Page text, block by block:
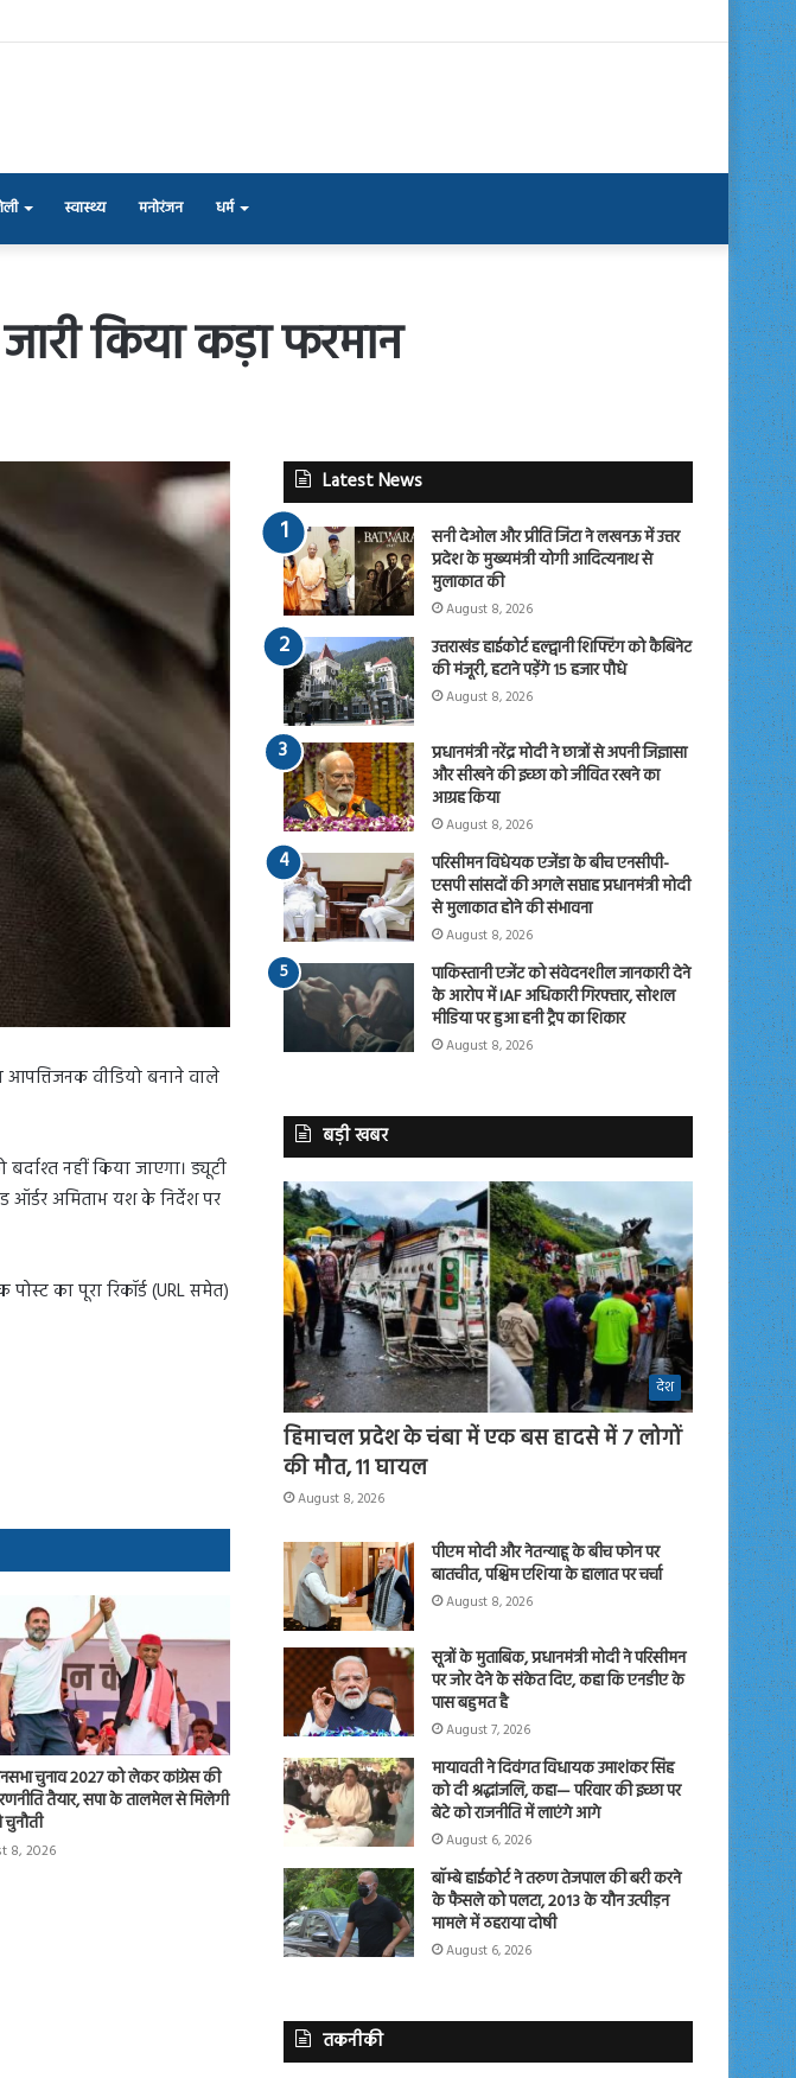
स्वास्थ्य मनोरंजन धर्म
किया कड़ा फरमान
वीडियो बनाने वाले
नहीं किया जाएगा। ड्यूटी
ऑर्डर अमिताभ यश के निर्देश पर
का पूरा रिकॉर्ड (URL समेत)
चुनाव 2027 को लेकर कांग्रेस की
रणनीति तैयार, सपा के तालमेल से मिलेगी
चुनौती
8, 2026
Latest News
सनी देओल और प्रीति जिंटा ने लखनऊ में उत्तर
प्रदेश के मुख्यमंत्री योगी आदित्यनाथ से
मुलाकात की
August 8, 2026
उत्तराखंड हाईकोर्ट हल्द्वानी शिफ्टिंग को कैबिनेट
की मंजूरी, हटाने पड़ेंगे 15 हजार पौधे
August 8, 2026
प्रधानमंत्री नरेंद्र मोदी ने छात्रों से अपनी जिज्ञासा
और सीखने की इच्छा को जीवित रखने का
आग्रह किया
August 8, 2026
परिसीमन विधेयक एजेंडा के बीच एनसीपी-
एसपी सांसदों की अगले सप्ताह प्रधानमंत्री मोदी
से मुलाकात होने की संभावना
August 8, 2026
पाकिस्तानी एजेंट को संवेदनशील जानकारी देने
के आरोप में IAF अधिकारी गिरफ्तार, सोशल
मीडिया पर हुआ हनी ट्रैप का शिकार
August 8, 2026
बड़ी खबर
देश
हिमाचल प्रदेश के चंबा में एक बस हादसे में 7 लोगों
की मौत, 11 घायल
August 8, 2026
पीएम मोदी और नेतन्याहू के बीच फोन पर
बातचीत, पश्चिम एशिया के हालात पर चर्चा
August 8, 2026
सूत्रों के मुताबिक, प्रधानमंत्री मोदी ने परिसीमन
पर जोर देने के संकेत दिए, कहा कि एनडीए के
पास बहुमत है
August 7, 2026
मायावती ने दिवंगत विधायक उमाशंकर सिंह
को दी श्रद्धांजलि, कहा— परिवार की इच्छा पर
बेटे को राजनीति में लाएंगे आगे
August 6, 2026
बॉम्बे हाईकोर्ट ने तरुण तेजपाल की बरी करने
के फैसले को पलटा, 2013 के यौन उत्पीड़न
मामले में ठहराया दोषी
August 6, 2026
तकनीकी